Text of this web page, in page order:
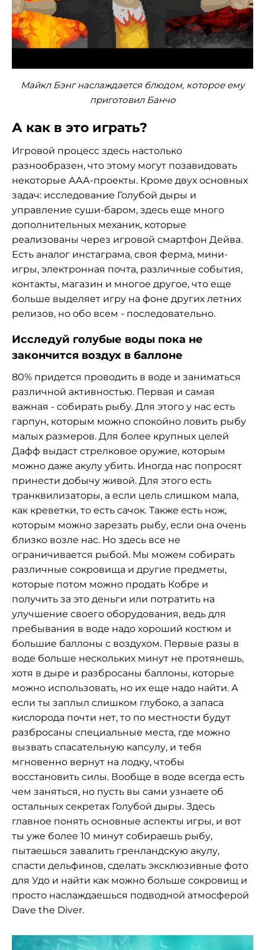
Майкл Бэнг наслаждается блюдом, которое ему
приготовил Банчо
А как в это играть?
Игровой процесс здесь настолько
разнообразен, что этому могут позавидовать
некоторые ААА-проекты. Кроме двух основных
задач: исследование Голубой дыры и
управление суши-баром, здесь еще много
дополнительных механик, которые
реализованы через игровой смартфон Дейва.
Есть аналог инстаграма, своя ферма, мини-
игры, электронная почта, различные события,
контакты, магазин и многое другое, что еще
больше выделяет игру на фоне других летних
релизов, но обо всем - последовательно.
Исследуй голубые воды пока не
закончится воздух в баллоне
80% придется проводить в воде и заниматься
различной активностью. Первая и самая
важная - собирать рыбу. Для этого у нас есть
гарпун, которым можно спокойно ловить рыбу
малых размеров. Для более крупных целей
Дафф выдаст стрелковое оружие, которым
можно даже акулу убить. Иногда нас попросят
принести добычу живой. Для этого есть
транквилизаторы, а если цель слишком мала,
как креветки, то есть сачок. Также есть нож,
которым можно зарезать рыбу, если она очень
близко возле нас. Но здесь все не
ограничивается рыбой. Мы можем собирать
различные сокровища и другие предметы,
которые потом можно продать Кобре и
получить за это деньги или потратить на
улучшение своего оборудования, ведь для
пребывания в воде надо хороший костюм и
большие баллоны с воздухом. Первые разы в
воде больше нескольких минут не протянешь,
хотя в дыре и разбросаны баллоны, которые
можно использовать, но их еще надо найти. А
если ты заплыл слишком глубоко, а запаса
кислорода почти нет, то по местности будут
разбросаны специальные места, где можно
вызвать спасательную капсулу, и тебя
мгновенно вернут на лодку, чтобы
восстановить силы. Вообще в воде всегда есть
чем заняться, но пусть вы сами узнаете об
остальных секретах Голубой дыры. Здесь
главное понять основные аспекты игры, и вот
ты уже более 10 минут собираешь рыбу,
пытаешься завалить гренландскую акулу,
спасти дельфинов, сделать эксклюзивные фото
для Удо и найти как можно больше сокровищ и
просто наслаждаешься подводной атмосферой
Dave the Diver.